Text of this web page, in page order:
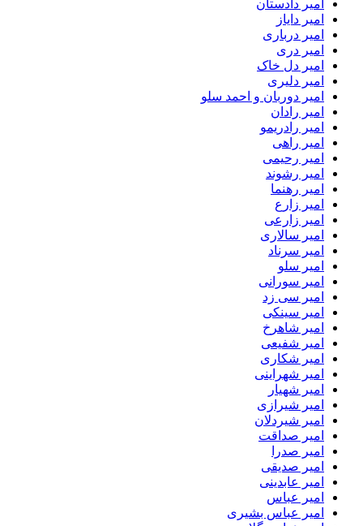
امیر دادستان
امیر دایاز
امیر درباری
امیر دری
امیر دل خاک
امیر دلیری
امیر دوربان و احمد سلو
امیر رادان
امیر رادریمو
امیر راهی
امیر رحیمی
امیر رشوند
امیر رهنما
امیر زارع
امیر زارعی
امیر سالاری
امیر سرناد
امیر سلو
امیر سورانی
امیر سی زد
امیر سینکی
امیر شاهرخ
امیر شفیعی
امیر شکاری
امیر شهراینی
امیر شهیار
امیر شیرازی
امیر شیردلان
امیر صداقت
امیر صدرا
امیر صدیقی
امیر عابدینی
امیر عباس
امیر عباس بشیری